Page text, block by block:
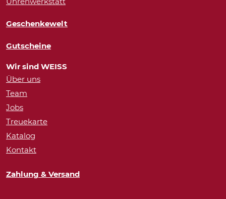
Geschenkewelt
Gutscheine
Wir sind WEISS
Über uns
Team
Jobs
Treuekarte
Katalog
Kontakt
Zahlung & Versand